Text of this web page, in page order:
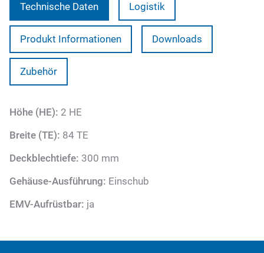
Technische Daten Logistik
Produkt Informationen Downloads
Zubehör
Höhe (HE): 2 HE
Breite (TE): 84 TE
Deckblechtiefe: 300 mm
Gehäuse-Ausführung: Einschub
EMV-Aufrüstbar: ja